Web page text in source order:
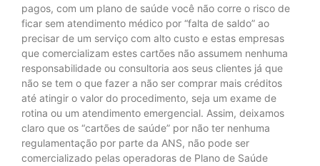
pagos, com um plano de saúde você não corre o risco de
ficar sem atendimento médico por “falta de saldo” ao
precisar de um serviço com alto custo e estas empresas
que comercializam estes cartões não assumem nenhuma
responsabilidade ou consultoria aos seus clientes já que
não se tem o que fazer a não ser comprar mais créditos
até atingir o valor do procedimento, seja um exame de
rotina ou um atendimento emergencial. Assim, deixamos
claro que os “cartões de saúde” por não ter nenhuma
regulamentação por parte da ANS, não pode ser
comercializado pelas operadoras de Plano de Saúde